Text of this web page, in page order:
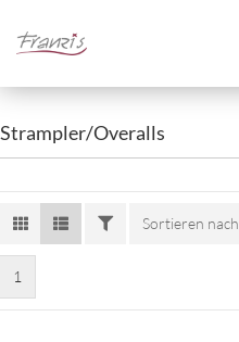
Strampler/Overalls
FILTERSortieren nach
Sortieren nach
1